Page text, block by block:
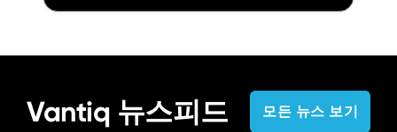
Vantiq 뉴스피드 모든 뉴스 보기